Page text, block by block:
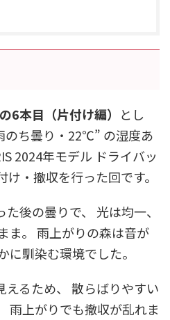
6本目（片付け編） とし
のち曇り・22℃” の湿度あ
2024年モデル ドライバッ
・撤収を行った回です。
後の曇りで、 光は均一、
ま。 雨上がりの森は音が
に馴染む環境でした。
えるため、 散らばりやすい
雨上がりでも撤収が乱れま